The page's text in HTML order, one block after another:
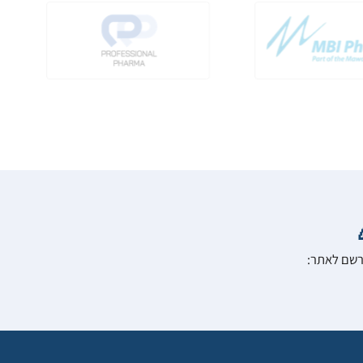
לאתר: